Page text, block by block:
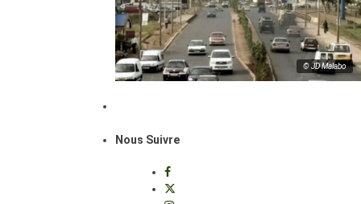
© JD Malabo
Nous Suivre